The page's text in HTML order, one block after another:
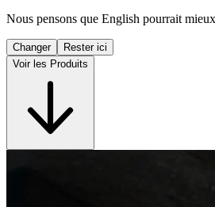
Nous pensons que English pourrait
Changer
Rester ici
Voir les Produits